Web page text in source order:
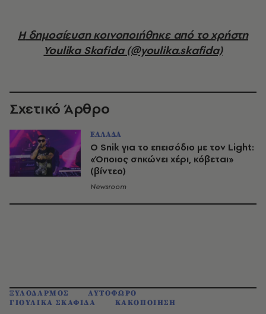
Η δημοσίευση κοινοποιήθηκε από το χρήστη
Youlika Skafida (@youlika.skafida)
Σχετικό Άρθρο
ΕΛΛΑΔΑ
Ο Snik για το επεισόδιο με τον Light:
«Όποιος σηκώνει χέρι, κόβεται»
(βίντεο)
Newsroom
ΞΥΛΟΔΑΡΜΟΣ
ΑΥΤΟΦΩΡΟ
ΓΙΟΥΛΙΚΑ ΣΚΑΦΙΔΑ
ΚΑΚΟΠΟΙΗΣΗ